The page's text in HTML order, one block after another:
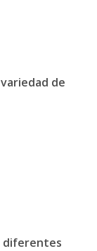
variedad de
diferentes